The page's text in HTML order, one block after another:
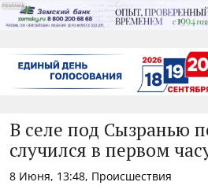
РЕКЛАМА
В селе под Сызранью
случился в первом
8 Июня, 13:48, Происшествия